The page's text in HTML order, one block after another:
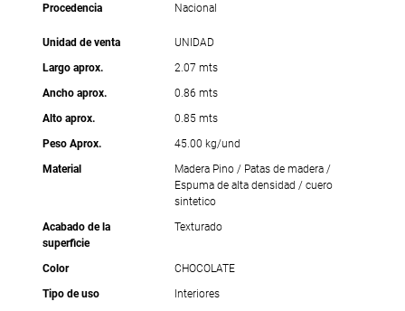
Procedencia Nacional
Unidad de venta
UNIDAD
Largo aprox.
2.07 mts
Ancho aprox.
0.86 mts
Alto aprox.
0.85 mts
Peso Aprox.
45.00 kg/und
Material
Madera Pino / Patas de madera /
Espuma de alta densidad / cuero
sintetico
Acabado de la
superficie
Texturado
Color
CHOCOLATE
Tipo de uso
Interiores